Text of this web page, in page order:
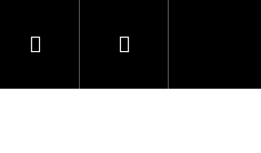
HudbaPřihlášeníNákupní